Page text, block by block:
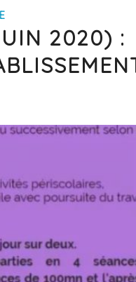
2020) :